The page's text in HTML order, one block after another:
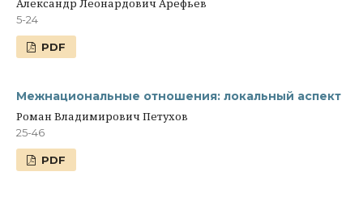
Александр Леонардович Арефьев
5-24
PDF
Межнациональные отношения: локальный аспект
Роман Владимирович Петухов
25-46
PDF